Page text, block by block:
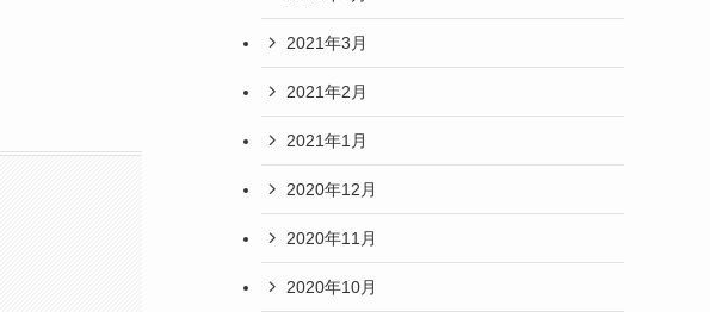
2021年3月
2021年2月
2021年1月
2020年12月
2020年11月
2020年10月